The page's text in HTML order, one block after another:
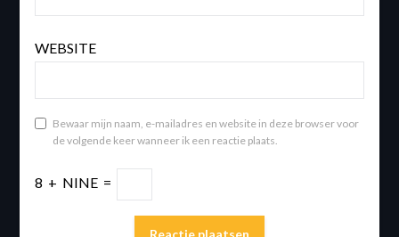
WEBSITE
Bewaar mijn naam, e-mailadres en website in deze browser voor
de volgende keer wanneer ik een reactie plaats.
8 + NINE =